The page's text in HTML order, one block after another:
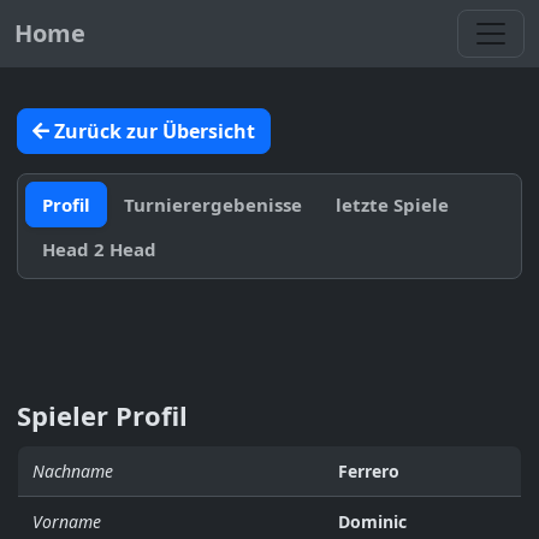
Home
Zurück zur Übersicht
Profil Turnierergebenisse
letzte Spiele
Head 2 Head
Spieler Profil
Nachname Ferrero
Vorname Dominic